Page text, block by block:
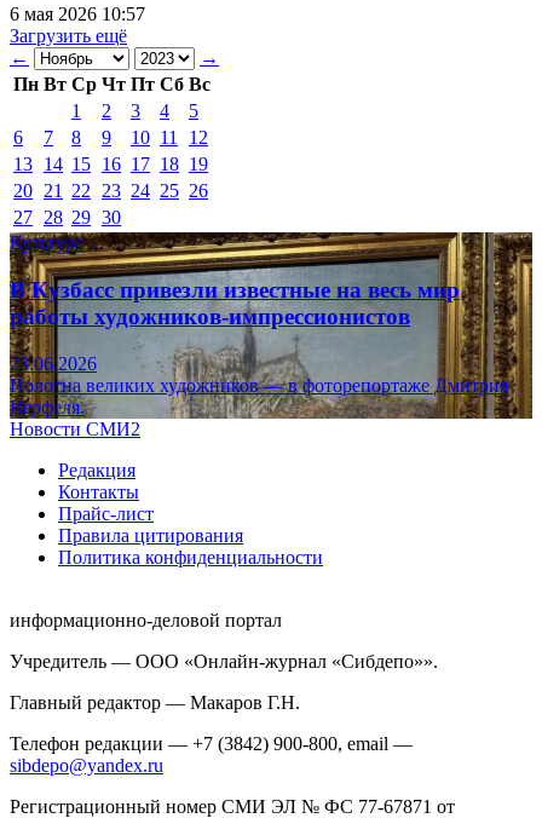
6 мая 2026 10:57
Загрузить ещё
←
→
Пн Вт Ср Чт Пт Сб Вс
1
2 3 4
5
6
7 8 9 10 11
12
13 14 15 16 17 18 19
20 21 22 23 24 25 26
27 28 29 30
Культура
В Кузбасс привезли известные на весь мир
работы художников-импрессионистов
23.06.2026
Полотна великих художников — в фоторепортаже Дмитрия
Верфеля.
Новости СМИ2
Редакция
Контакты
Прайс-лист
Правила цитирования
Политика конфиденциальности
информационно-деловой портал
Учредитель — ООО «Онлайн-журнал «Сибдепо»».
Главный редактор — Макаров Г.Н.
Телефон редакции — +7 (3842) 900-800, email —
sibdepo@yandex.ru
Регистрационный номер СМИ ЭЛ № ФС 77-67871 от